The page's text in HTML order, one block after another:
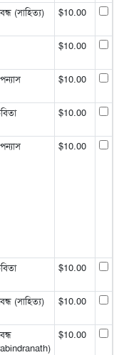
(সাহিত্য) $10.00
$10.00
$10.00
$10.00
$10.00
$10.00
(সাহিত্য) $10.00
$10.00